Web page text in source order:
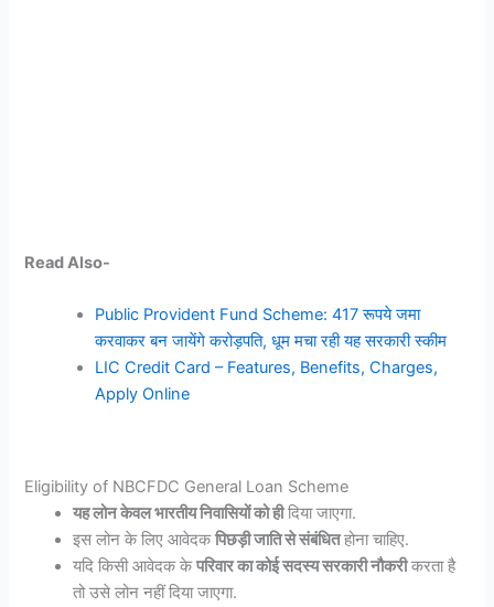
Read Also-
Public Provident Fund Scheme: 417 रूपये जमा
करवाकर बन जायेंगे करोड़पति, धूम मचा रही यह सरकारी स्कीम
LIC Credit Card – Features, Benefits, Charges,
Apply Online
Eligibility of NBCFDC General Loan Scheme
यह लोन केवल भारतीय निवासियों को हीदिया जाएगा.
इस लोन के लिए आवेदकपिछड़ी जाति से संबंधितहोना चाहिए.
यदि किसी आवेदक केपरिवार का कोई सदस्य सरकारी नौकरीकरता है
तो उसे लोन नहीं दिया जाएगा.